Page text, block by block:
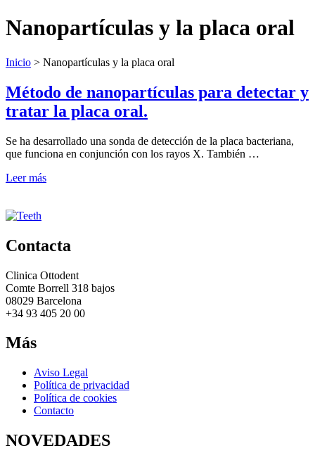
Nanopartículas y la placa oral
Inicio > Nanopartículas y la placa oral
Método de nanopartículas para detectar y
tratar la placa oral.
Se ha desarrollado una sonda de detección de la placa bacteriana,
que funciona en conjunción con los rayos X. También …
Leer más
Contacta
Clinica Ottodent
Comte Borrell 318 bajos
08029 Barcelona
+34 93 405 20 00
Más
Aviso Legal
Política de privacidad
Política de cookies
Contacto
NOVEDADES